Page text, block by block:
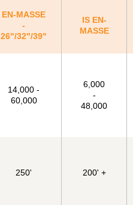
EN-MASSE
-
26"/32"/39"
IS EN-
MASSE
14,000 -
60,000
6,000
-
48,000
250' 200' +